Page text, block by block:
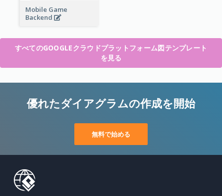
Mobile Game
Backend
すべてのGOOGLEクラウドプラットフォーム図テンプレート
を見る
優れたダイアグラムの作成を開始
無料で始める